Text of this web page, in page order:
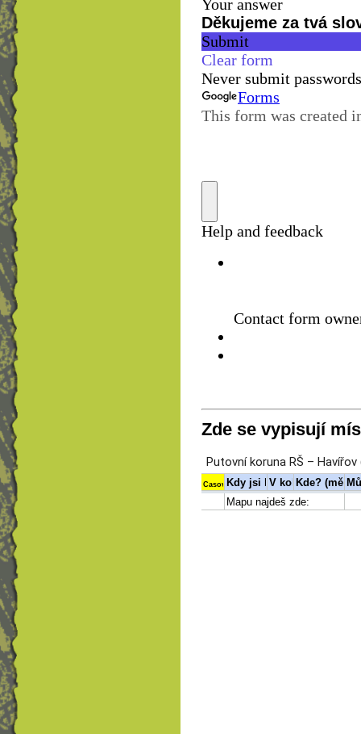
Zde se vypisují